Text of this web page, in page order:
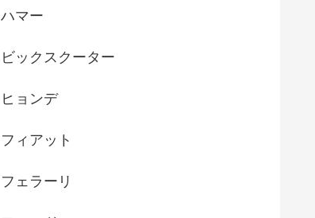
ハマー
ビックスクーター
ヒョンデ
フィアット
フェラーリ